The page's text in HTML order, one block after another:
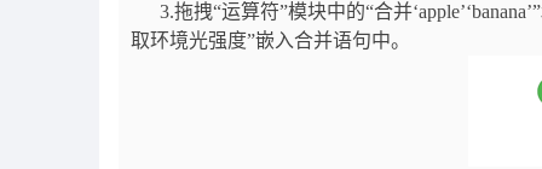
3.拖拽“运算符”模块中的“合并
取环境光强度”嵌入合并语句中。